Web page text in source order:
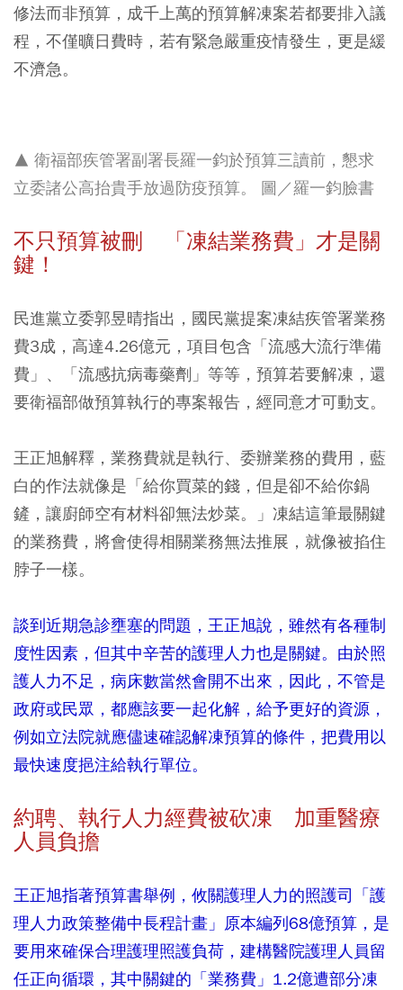
修法而非預算，成千上萬的預算解凍案若都要排入議
程，不僅曠日費時，若有緊急嚴重疫情發生，更是緩
不濟急。
▲ 衛福部疾管署副署長羅一鈞於預算三讀前，懇求
立委諸公高抬貴手放過防疫預算。 圖／羅一鈞臉書
不只預算被刪 「凍結業務費」才是關
鍵！
民進黨立委郭昱晴指出，國民黨提案凍結疾管署業務
費3成，高達4.26億元，項目包含「流感大流行準備
費」、「流感抗病毒藥劑」等等，預算若要解凍，還
要衛福部做預算執行的專案報告，經同意才可動支。
王正旭解釋，業務費就是執行、委辦業務的費用，藍
白的作法就像是「給你買菜的錢，但是卻不給你鍋
鏟，讓廚師空有材料卻無法炒菜。」凍結這筆最關鍵
的業務費，將會使得相關業務無法推展，就像被掐住
脖子一樣。
談到近期急診壅塞的問題，王正旭說，雖然有各種制
度性因素，但其中辛苦的護理人力也是關鍵。由於照
護人力不足，病床數當然會開不出來，因此，不管是
政府或民眾，都應該要一起化解，給予更好的資源，
例如立法院就應儘速確認解凍預算的條件，把費用以
最快速度挹注給執行單位。
約聘、執行人力經費被砍凍 加重醫療
人員負擔
王正旭指著預算書舉例，攸關護理人力的照護司「護
理人力政策整備中長程計畫」原本編列68億預算，是
要用來確保合理護理照護負荷，建構醫院護理人員留
任正向循環，其中關鍵的「業務費」1.2億遭部分凍